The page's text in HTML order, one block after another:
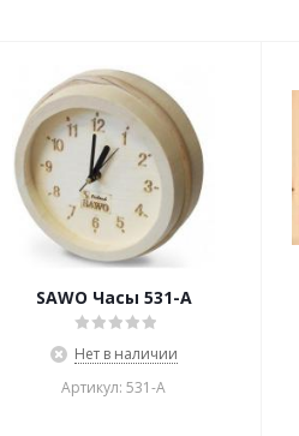
SAWO Часы 531-А
Нет в наличии
Артикул: 531-А